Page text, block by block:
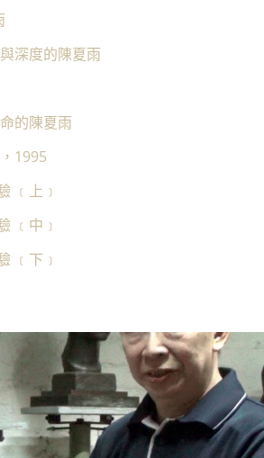
深度的陳夏雨
的陳夏雨
1995
﹝上﹞
﹝中﹞
﹝下﹞